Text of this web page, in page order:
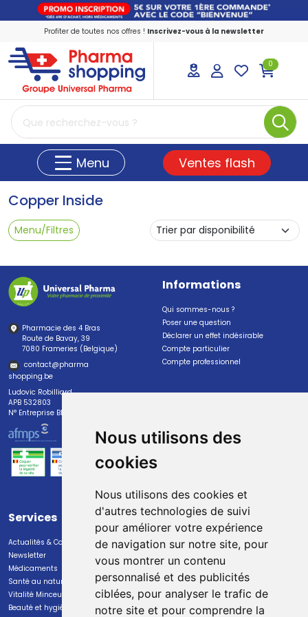
Nous utilisons des
cookies
Nous utilisons des cookies et
d'autres technologies de suivi
pour améliorer votre expérience
de navigation sur notre site, pour
vous montrer un contenu
personnalisé et des publicités
ciblées, pour analyser le trafic de
notre site et pour comprendre la
Profiter de toutes nos offres ! Inscrivez-vous à la newsletter
PharmaShopping Votre pharmacie en
0
Menu Ventes flash
Copper Inside
Menu/Filtres
Pharmacie des 4 Bras
Route de Bavay, 39
7080 Frameries (Belgique)
contact@pharma
shopping.be
Ludovic Robilliard
APB 532803
N° Entreprise BE0447.382.113
Informations
Qui sommes-nous ?
Poser une question
Déclarer un effet indésirable
Compte particulier
Compte professionnel
Services
Actualités & Conseils
Newsletter
Médicaments
Santé au naturel
Vitalité Minceur Nutrition
Beauté et hygiène
Paiement
Paiement sécurisé